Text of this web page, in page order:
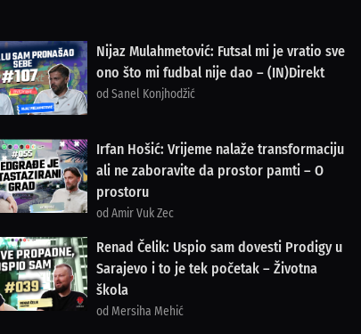
Nijaz Mulahmetović: Futsal mi je vratio sve
ono što mi fudbal nije dao – (IN)Direkt
od Sanel Konjhodžić
Irfan Hošić: Vrijeme nalaže transformaciju
ali ne zaboravite da prostor pamti – O
prostoru
od Amir Vuk Zec
Renad Čelik: Uspio sam dovesti Prodigy u
Sarajevo i to je tek početak – Životna
škola
od Mersiha Mehić